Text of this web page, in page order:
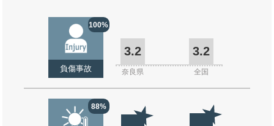
100%
負傷事故
3.2 3.2
奈良県 全国
88%